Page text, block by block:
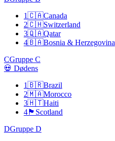
1🇨🇦Canada
2🇨🇭Switzerland
3🇶🇦Qatar
4🇧🇦Bosnia & Herzegovina
CGruppe C
💀 Dødens
1🇧🇷Brazil
2🇲🇦Morocco
3🇭🇹Haiti
4 🏴󠁧󠁢󠁳󠁣󠁴󠁿 Scotland
DGruppe D